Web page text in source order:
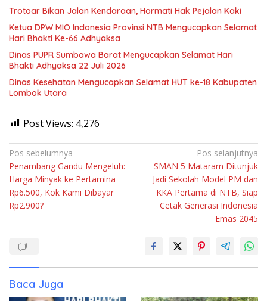
Trotoar Bikan Jalan Kendaraan, Hormati Hak Pejalan Kaki
Ketua DPW MIO Indonesia Provinsi NTB Mengucapkan Selamat
Hari Bhakti Ke-66 Adhyaksa
Dinas PUPR Sumbawa Barat Mengucapkan Selamat Hari
Bhakti Adhyaksa 22 Juli 2026
Dinas Kesehatan Mengucapkan Selamat HUT ke-18 Kabupaten
Lombok Utara
Post Views: 4,276
Navigasi
pos
Pos sebelumnya
Penambang Gandu Mengeluh:
Harga Minyak ke Pertamina
Rp6.500, Kok Kami Dibayar
Rp2.900?
Pos selanjutnya
SMAN 5 Mataram Ditunjuk
Jadi Sekolah Model PM dan
KKA Pertama di NTB, Siap
Cetak Generasi Indonesia
Emas 2045
Baca Juga